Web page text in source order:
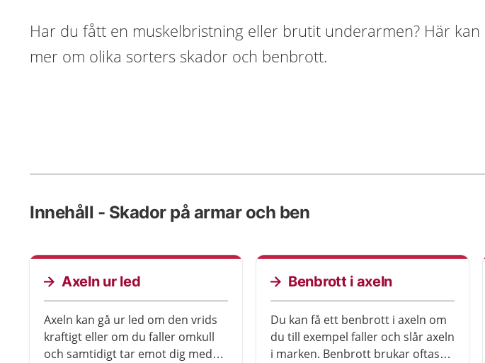
Har du fått en muskelbristning eller brutit underarmen? Här kan
mer om olika sorters skador och benbrott.
Innehåll - Skador på armar och ben
Axeln ur led
Axeln kan gå ur led om den vrids
kraftigt eller om du faller omkull
och samtidigt tar emot dig med
Benbrott i axeln
Du kan få ett benbrott i axeln om
du till exempel faller och slår axeln
i marken. Benbrott brukar oftast